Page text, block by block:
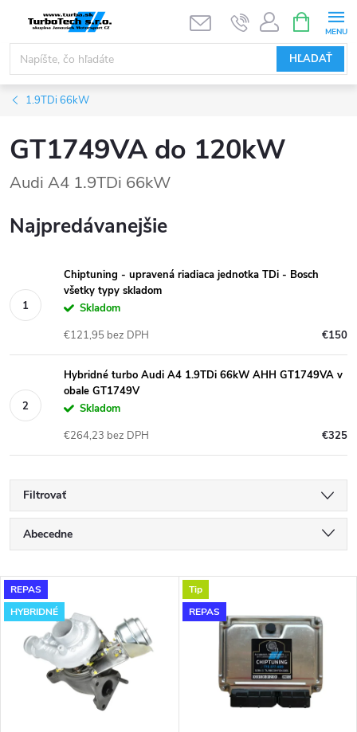
obsah
HĽADAŤ
KOŠÍK
1.9TDi 66kW
GT1749VA do 120kW
Audi A4 1.9TDi 66kW
Najpredávanejšie
Chiptuning - upravená riadiaca jednotka TDi - Bosch
všetky typy skladom
Skladom
€150
€121,95 bez DPH
Hybridné turbo Audi A4 1.9TDi 66kW AHH GT1749VA v
obale GT1749V
Skladom
€325
€264,23 bez DPH
Filtrovať
R
a
d
e
Abecedne
Najdrahšie
Najpredávanejšie
V
ý
REPAS
HYBRIDNÉ
Tip
REPAS